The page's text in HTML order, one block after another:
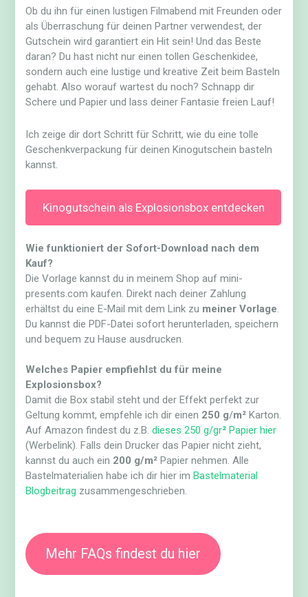
Ob du ihn für einen lustigen Filmabend mit Freunden oder
als Überraschung für deinen Partner verwendest, der
Gutschein wird garantiert ein Hit sein! Und das Beste
daran? Du hast nicht nur einen tollen Geschenkidee,
sondern auch eine lustige und kreative Zeit beim Basteln
gehabt. Also worauf wartest du noch? Schnapp dir
Schere und Papier und lass deiner Fantasie freien Lauf!
Ich zeige dir dort Schritt für Schritt, wie du eine tolle
Geschenkverpackung für deinen Kinogutschein basteln
kannst.
Kinogutschein als Explosionsbox entdecken
Wie funktioniert der Sofort-Download nach dem
Kauf?
Die Vorlage kannst du in meinem Shop auf mini-
presents.com kaufen. Direkt nach deiner Zahlung
erhältst du eine E-Mail mit dem Link zu meiner Vorlage.
Du kannst die PDF-Datei sofort herunterladen, speichern
und bequem zu Hause ausdrucken.
Welches Papier empfiehlst du für meine
Explosionsbox?
Damit die Box stabil steht und der Effekt perfekt zur
Geltung kommt, empfehle ich dir einen 250 g/m² Karton.
Auf Amazon findest du z.B.dieses 250 g/gr² Papier hier
(Werbelink). Falls dein Drucker das Papier nicht zieht,
kannst du auch ein 200 g/m² Papier nehmen. Alle
Bastelmaterialien habe ich dir hier imBastelmaterial
Blogbeitrag zusammengeschrieben.
Mehr FAQs findest du hier